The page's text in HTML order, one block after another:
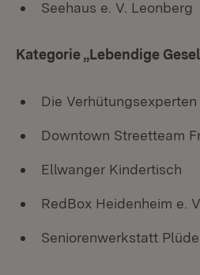
Seehaus e. V. Leonberg
Kategorie „Lebendige
Die
Downtown Streetteam
Ellwanger Kindertisch
RedBox Heidenheim e. V.
Seniorenwerkstatt